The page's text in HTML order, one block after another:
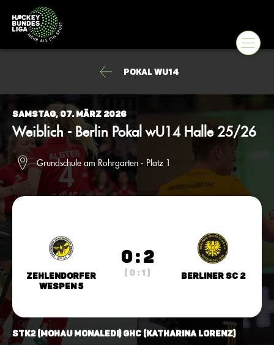
Pokal wU14
Samstag, 07. März 2026
Weiblich - Berlin Pokal wU14 Halle 25/26
Grundschule am Rohrgarten - Platz 1
Zehlendorfer
Wespen 5
0 : 2
( 0 : 1 ) Berliner SC 2
STK2 (Mohau Monaledi) GHC (Katharina Lorenz)